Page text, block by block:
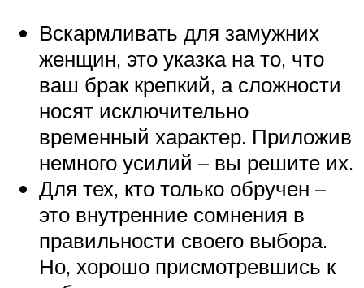
Вскармливать для замужних
женщин, это указка на то, что
ваш брак крепкий, а сложности
носят исключительно
временный характер. Приложив
немного усилий – вы решите их.
Для тех, кто только обручен –
это внутренние сомнения в
правильности своего выбора.
Но, хорошо присмотревшись к